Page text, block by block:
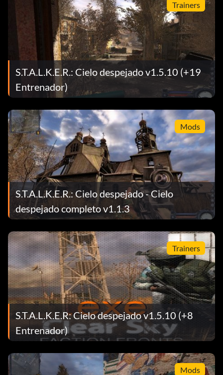
Trainers
S.T.A.L.K.E.R.: Cielo despejado v1.5.10 (+19
Entrenador)
Mods
S.T.A.L.K.E.R.: Cielo despejado - Cielo
despejado completo v1.1.3
Trainers
S.T.A.L.K.E.R: Cielo despejado v1.5.10 (+8
Entrenador)
Mods